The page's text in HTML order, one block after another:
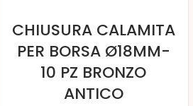
CHIUSURA CALAMITA
PER BORSA Ø18MM-
10 PZ BRONZO
ANTICO